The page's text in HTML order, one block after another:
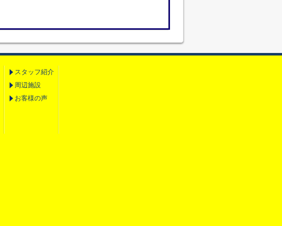
スタッフ紹介
周辺施設
お客様の声